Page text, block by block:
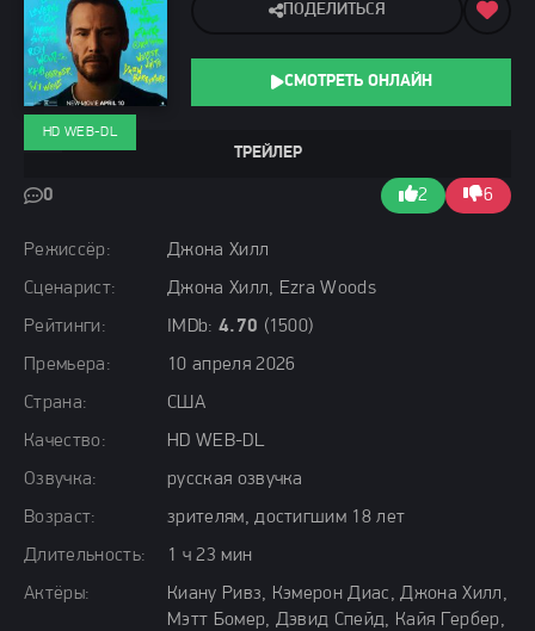
Режиссёр:
Джона Хилл
Сценарист:
Джона Хилл, Ezra Woods
Рейтинги:
IMDb: 4.70 (1500)
Премьера:
10 апреля 2026
Страна:
США
Качество:
HD WEB-DL
Озвучка:
русская озвучка
Возраст:
зрителям, достигшим 18 лет
Длительность:
1 ч 23 мин
Актёры:
Киану Ривз, Кэмерон Диас, Джона Хилл,
Мэтт Бомер, Дэвид Спейд, Кайя Гербер,
ТРЕЙЛЕР
0 2 6
HD WEB-DL
ПОДЕЛИТЬСЯ
СМОТРЕТЬ ОНЛАЙН